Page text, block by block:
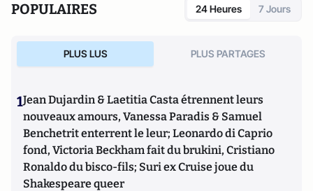
POPULAIRES 24 Heures 7 Jours
PLUS LUS PLUS PARTAGES
1Jean Dujardin & Laetitia Casta étrennent leurs
nouveaux amours, Vanessa Paradis & Samuel
Benchetrit enterrent le leur; Leonardo di Caprio
fond, Victoria Beckham fait du brukini, Cristiano
Ronaldo du bisco-fils; Suri ex Cruise joue du
Shakespeare queer